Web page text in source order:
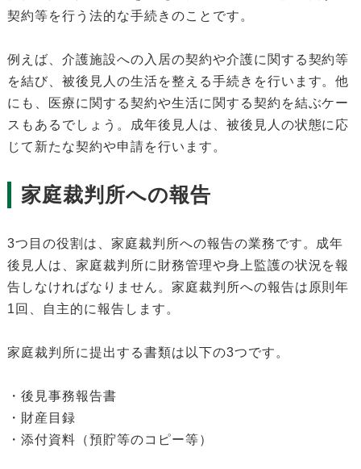
契約等を行う法的な手続きのことです。
例えば、介護施設への入居の契約や介護に関する契約等
を結び、被後見人の生活を整える手続きを行います。他
にも、医療に関する契約や生活に関する契約を結ぶケー
スもあるでしょう。成年後見人は、被後見人の状態に応
じて新たな契約や申請を行います。
家庭裁判所への報告
3つ目の役割は、家庭裁判所への報告の業務です。成年
後見人は、家庭裁判所に財務管理や身上監護の状況を報
告しなければなりません。家庭裁判所への報告は原則年
1回、自主的に報告します。
家庭裁判所に提出する書類は以下の3つです。
・後見事務報告書
・財産目録
・添付資料（預貯等のコピー等）